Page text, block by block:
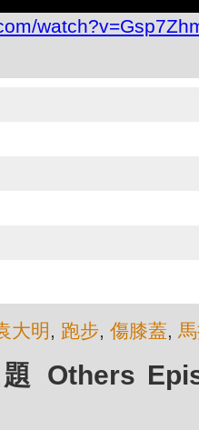
大明 , 跑步, 傷膝蓋,
Others